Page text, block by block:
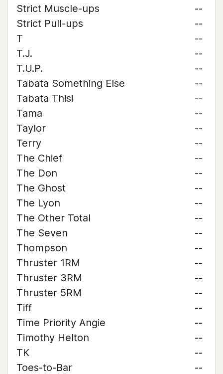
Strict Muscle-ups
--
Strict Pull-ups
--
T
--
T.J.
--
T.U.P.
--
Tabata Something Else
--
Tabata This!
--
Tama
--
Taylor
--
Terry
--
The Chief
--
The Don
--
The Ghost
--
The Lyon
--
The Other Total
--
The Seven
--
Thompson
--
Thruster 1RM
--
Thruster 3RM
--
Thruster 5RM
--
Tiff
--
Time Priority Angie
--
Timothy Helton
--
TK
--
Toes-to-Bar
--